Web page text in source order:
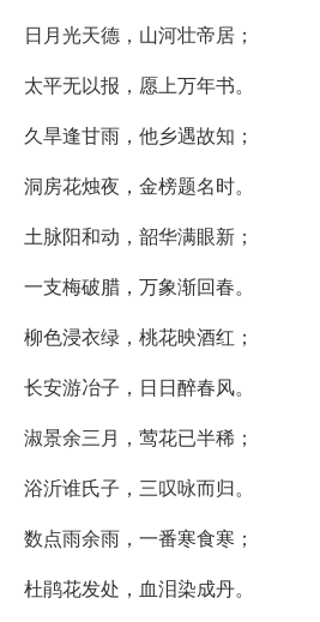
日月光天德，山河壮帝居；
太平无以报，愿上万年书。
久旱逢甘雨，他乡遇故知；
洞房花烛夜，金榜题名时。
土脉阳和动，韶华满眼新；
一支梅破腊，万象渐回春。
柳色浸衣绿，桃花映酒红；
长安游冶子，日日醉春风。
淑景余三月，莺花已半稀；
浴沂谁氏子，三叹咏而归。
数点雨余雨，一番寒食寒；
杜鹃花发处，血泪染成丹。